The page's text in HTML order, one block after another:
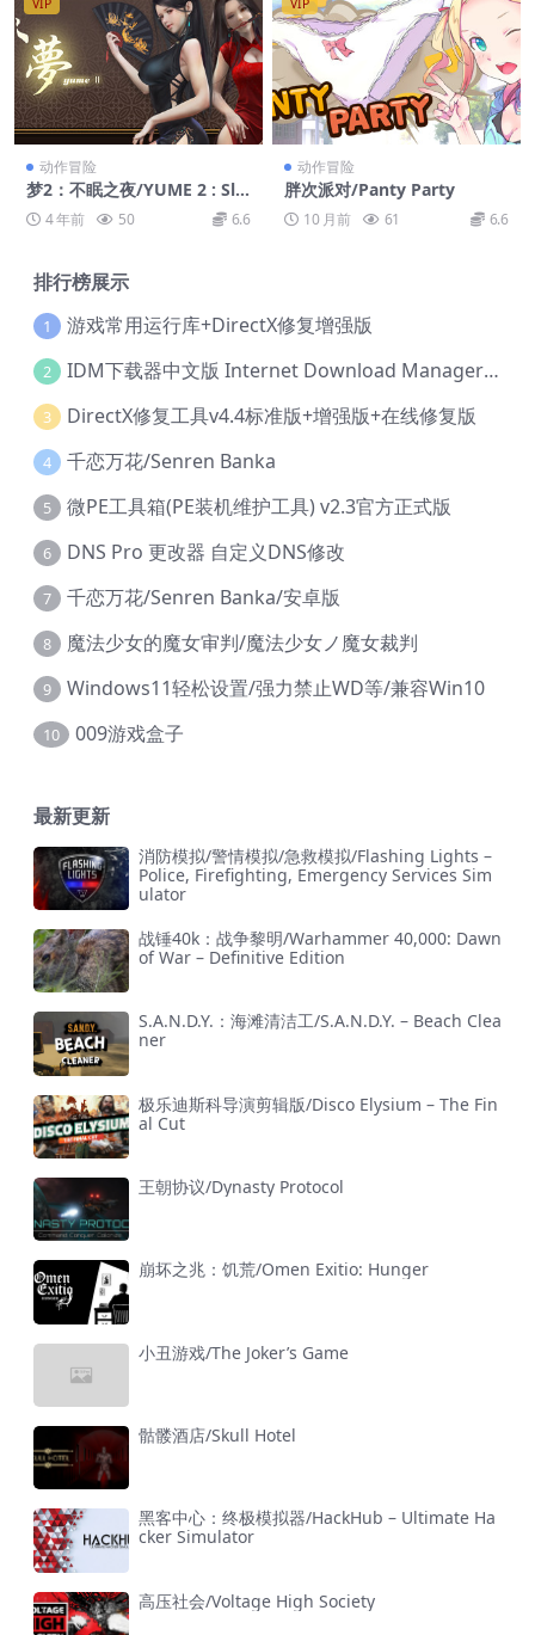
ce, Tearful Figurine~
VIP
动作冒险
梦2：不眠之夜/YUME 2 : Sle
epless Night
4 年前 50 6.6
VIP
动作冒险
胖次派对/Panty Party
10 月前 61 6.6
排行榜展示
1 游戏常用运行库+DirectX修复增强版
2 IDM下载器中文版 Internet Download Manager v6.42.36 IDM
3 DirectX修复工具v4.4标准版+增强版+在线修复版
4 千恋万花/Senren Banka
5 微PE工具箱(PE装机维护工具) v2.3官方正式版
6 DNS Pro 更改器 自定义DNS修改
7 千恋万花/Senren Banka/安卓版
8 魔法少女的魔女审判/魔法少女ノ魔女裁判
9 Windows11轻松设置/强力禁止WD等/兼容Win10
10 009游戏盒子
最新更新
消防模拟/警情模拟/急救模拟/Flashing Lights –
Police, Firefighting, Emergency Services Sim
ulator
战锤40k：战争黎明/Warhammer 40,000: Dawn
of War – Definitive Edition
S.A.N.D.Y.：海滩清洁工/S.A.N.D.Y. – Beach Clea
ner
极乐迪斯科导演剪辑版/Disco Elysium – The Fin
al Cut
王朝协议/Dynasty Protocol
崩坏之兆：饥荒/Omen Exitio: Hunger
小丑游戏/The Joker’s Game
骷髅酒店/Skull Hotel
黑客中心：终极模拟器/HackHub – Ultimate Ha
cker Simulator
高压社会/Voltage High Society